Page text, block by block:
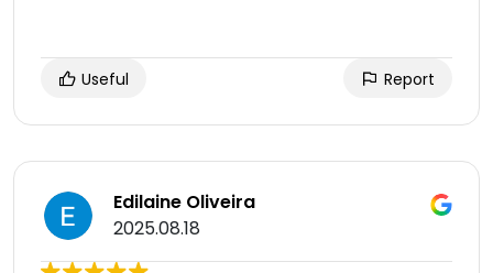
Useful Report
Edilaine Oliveira
2025.08.18